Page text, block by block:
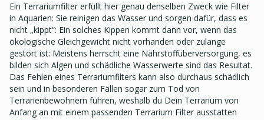
Ein Terrariumfilter erfüllt hier genau denselben Zweck wie Filter
in Aquarien: Sie reinigen das Wasser und sorgen dafür, dass es
nicht „kippt“: Ein solches Kippen kommt dann vor, wenn das
ökologische Gleichgewicht nicht vorhanden oder zulange
gestört ist: Meistens herrscht eine Nährstoffüberversorgung, es
bilden sich Algen und schädliche Wasserwerte sind das Resultat.
Das Fehlen eines Terrariumfilters kann also durchaus schädlich
sein und in besonderen Fällen sogar zum Tod von
Terrarienbewohnern führen, weshalb du Dein Terrarium von
Anfang an mit einem passenden Terrarium Filter ausstatten